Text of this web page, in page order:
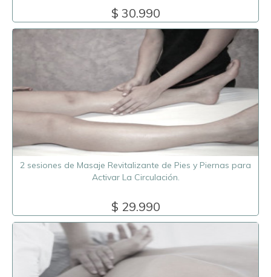
$ 30.990
2 sesiones de Masaje Revitalizante de Pies y Piernas para
Activar La Circulación.
$ 29.990